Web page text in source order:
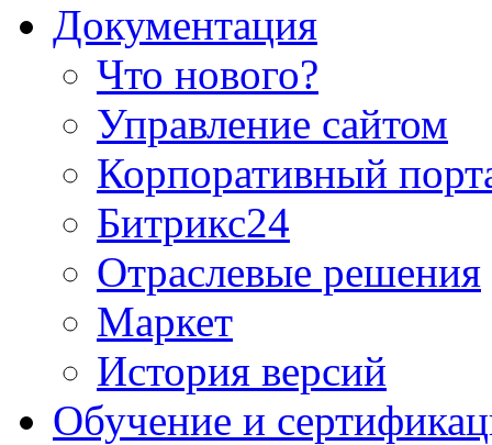
Документация
Что нового?
Управление сайтом
Корпоративный
Битрикс24
Отраслевые решения
Маркет
История версий
Обучение и